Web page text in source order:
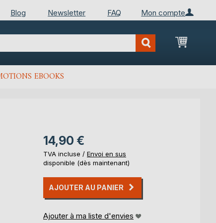
Mon compte
Blog Newsletter FAQ
Mon
EBOOKS
14,90 €
TVA incluse / Envoi en sus
disponible (dès maintenant)
AJOUTER AU PANIER
Ajouter à ma liste d'envies